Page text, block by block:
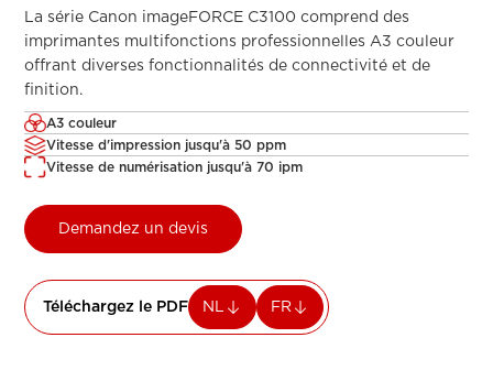
La série Canon imageFORCE C3100 comprend des
imprimantes multifonctions professionnelles A3 couleur
offrant diverses fonctionnalités de connectivité et de
finition.
A3 couleur
Vitesse d'impression jusqu'à 50 ppm
Vitesse de numérisation jusqu'à 70 ipm
Demandez un devis
Téléchargez le PDF NL FR